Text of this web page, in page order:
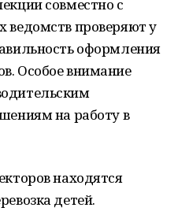
совместно с
ведомств проверяют у
оформления
Особое внимание
на работу в
находятся
детей.